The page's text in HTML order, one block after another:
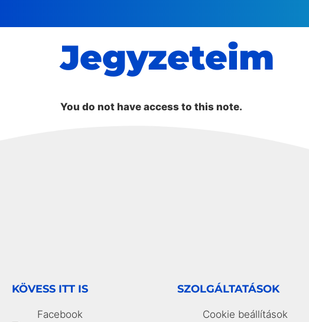
Jegyzeteim
You do not have access to this note.
KÖVESS ITT IS
Facebook
SZOLGÁLTATÁSOK
Cookie beállítások